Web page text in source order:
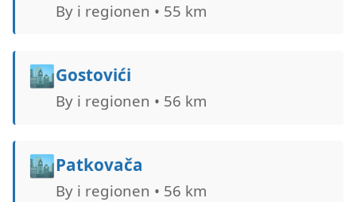
By i regionen • 55 km
🏙️Gostovići
By i regionen • 56 km
🏙️Patkovača
By i regionen • 56 km